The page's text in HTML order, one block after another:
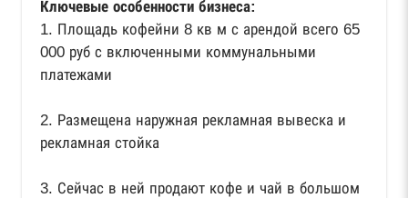
Ключевые особенности бизнеса:
1. Площадь кофейни 8 кв м с арендой всего 65
000 руб с включенными коммунальными
платежами
2. Размещена наружная рекламная вывеска и
рекламная стойка
3. Сейчас в ней продают кофе и чай в большом